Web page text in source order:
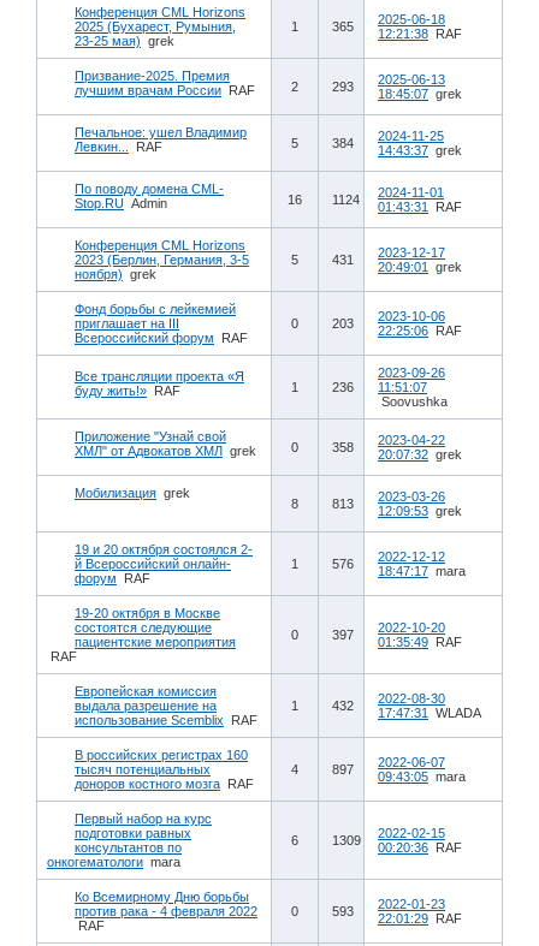
Конференция CML Horizons
2025 (Бухарест, Румыния,
23-25 мая) grek
1 365
2025-06-18
12:21:38 RAF
Призвание-2025. Премия
лучшим врачам России RAF 2 293
2025-06-13
18:45:07 grek
Печальное: ушел Владимир
Левкин...
RAF 5 384
2024-11-25
14:43:37 grek
По поводу домена CML-
Stop.RU Admin 16 1124
2024-11-01
01:43:31
RAF
Конференция CML Horizons
2023 (Берлин, Германия, 3-5
ноября) grek
5 431
2023-12-17
20:49:01
grek
Фонд борьбы с лейкемией
приглашает на III
Всероссийский форум
RAF
0 203
2023-10-06
22:25:06 RAF
Все трансляции проекта «Я
буду жить!» RAF 1 236
2023-09-26
11:51:07
Soovushka
Приложение "Узнай свой
ХМЛ" от Адвокатов ХМЛ grek 0 358
2023-04-22
20:07:32 grek
Мобилизация grek
8 813
2023-03-26
12:09:53 grek
19 и 20 октября состоялся 2-
й Всероссийский онлайн-
форум
RAF
1 576
2022-12-12
18:47:17 mara
19-20 октября в Москве
состоятся следующие
пациентские мероприятия
RAF
0 397
2022-10-20
01:35:49 RAF
Европейская комиссия
выдала разрешение на
использование Scemblix
RAF
1 432
2022-08-30
17:47:31
WLADA
В российских регистрах 160
тысяч потенциальных
доноров костного мозга RAF
4 897
2022-06-07
09:43:05 mara
Первый набор на курс
подготовки равных
консультантов по
онкогематологи mara
6 1309
2022-02-15
00:20:36 RAF
Ко Всемирному Дню борьбы
против рака - 4 февраля 2022
RAF
0 593
2022-01-23
22:01:29 RAF